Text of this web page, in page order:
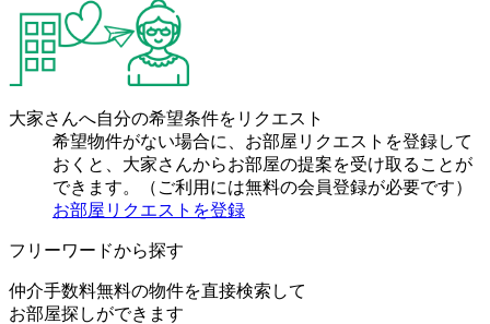
大家さんへ自分の希望条件をリクエスト
希望物件がない場合に、お部屋リクエストを登録して
おくと、大家さんからお部屋の提案を受け取ることが
できます。（ご利用には無料の会員登録が必要です）
お部屋リクエストを登録
フリーワードから探す
仲介手数料無料の物件を直接検索して
お部屋探しができます